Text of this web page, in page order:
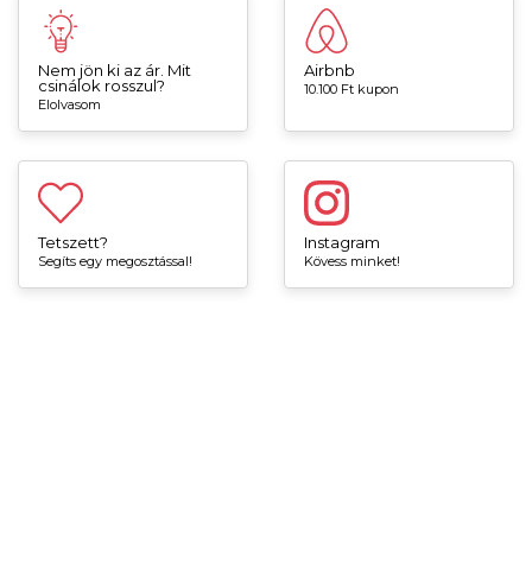
Nem jön ki az ár. Mit
csinálok rosszul?
Elolvasom
Airbnb
10.100 Ft kupon
Tetszett?
Segíts egy megosztással!
Instagram
Kövess minket!